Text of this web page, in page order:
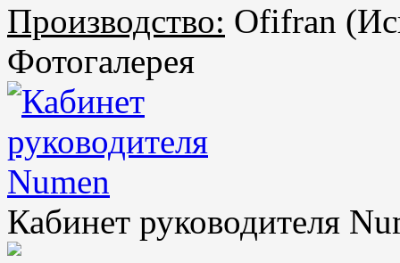
Производство: Ofifran
Фотогалерея
Кабинет руководителя